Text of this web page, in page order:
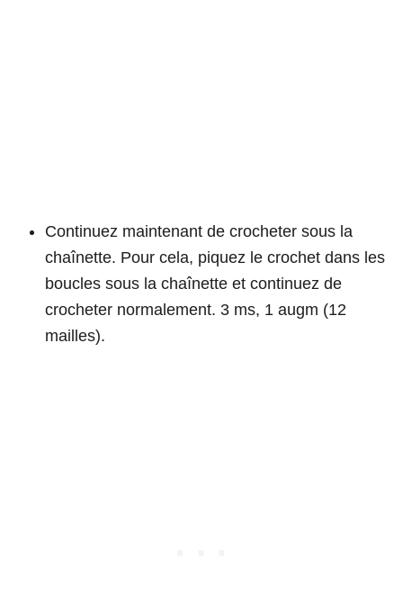
Continuez maintenant de crocheter sous la
chaînette. Pour cela, piquez le crochet dans les
boucles sous la chaînette et continuez de
crocheter normalement. 3 ms, 1 augm (12
mailles).